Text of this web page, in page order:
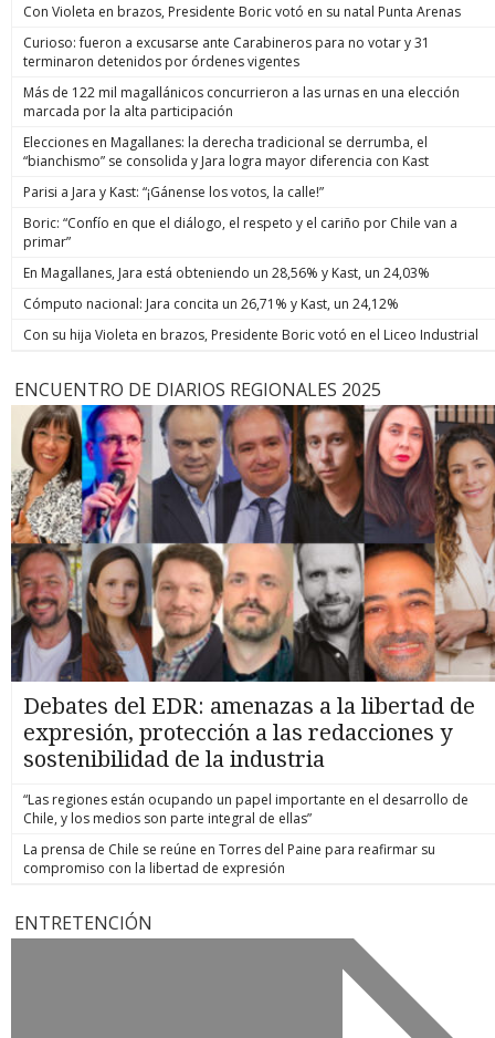
Con Violeta en brazos, Presidente Boric votó en su natal Punta Arenas
Curioso: fueron a excusarse ante Carabineros para no votar y 31
terminaron detenidos por órdenes vigentes
Más de 122 mil magallánicos concurrieron a las urnas en una elección
marcada por la alta participación
Elecciones en Magallanes: la derecha tradicional se derrumba, el
“bianchismo” se consolida y Jara logra mayor diferencia con Kast
Parisi a Jara y Kast: “¡Gánense los votos, la calle!”
Boric: “Confío en que el diálogo, el respeto y el cariño por Chile van a
primar”
En Magallanes, Jara está obteniendo un 28,56% y Kast, un 24,03%
Cómputo nacional: Jara concita un 26,71% y Kast, un 24,12%
Con su hija Violeta en brazos, Presidente Boric votó en el Liceo Industrial
ENCUENTRO DE DIARIOS REGIONALES 2025
Debates del EDR: amenazas a la libertad de
expresión, protección a las redacciones y
sostenibilidad de la industria
“Las regiones están ocupando un papel importante en el desarrollo de
Chile, y los medios son parte integral de ellas”
La prensa de Chile se reúne en Torres del Paine para reafirmar su
compromiso con la libertad de expresión
ENTRETENCIÓN